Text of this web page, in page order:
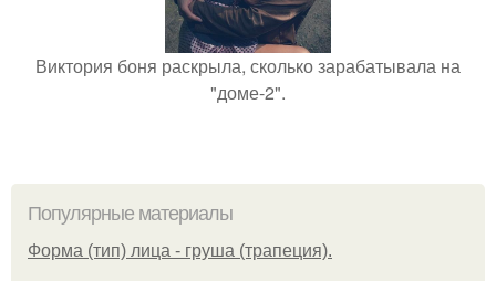
Виктория боня раскрыла, сколько зарабатывала на
"доме-2".
Популярные материалы
Форма (тип) лица - груша (трапеция).